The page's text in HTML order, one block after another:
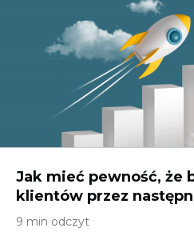
Jak mieć pewność, że
klientów przez
9 min odczyt